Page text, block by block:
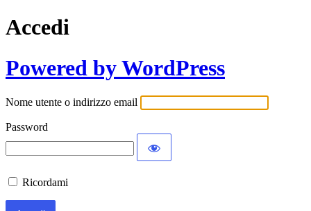
Accedi
Powered by WordPress
Nome utente o indirizzo email
Password
Ricordami